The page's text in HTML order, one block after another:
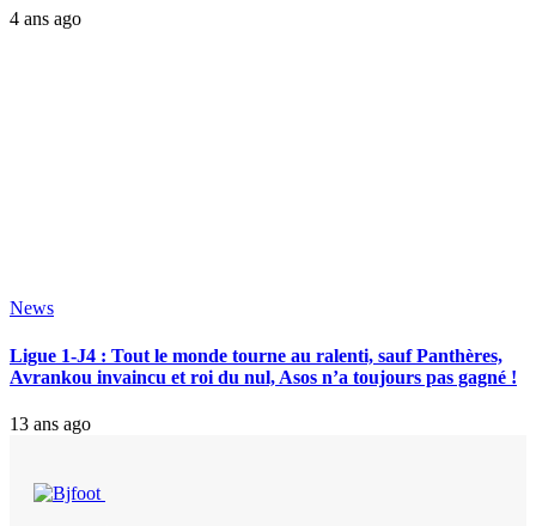
4 ans ago
News
Ligue 1-J4 : Tout le monde tourne au ralenti, sauf Panthères,
Avrankou invaincu et roi du nul, Asos n’a toujours pas gagné !
13 ans ago